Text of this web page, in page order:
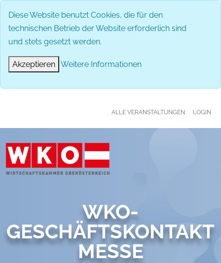
Diese Website benutzt Cookies, die für den
technischen Betrieb der Website erforderlich sind
und stets gesetzt werden.
Akzeptieren Weitere Informationen
ALLE VERANSTALTUNGEN LOGIN
WKO-
GESCHÄFTSKONTAKT
MESSE
MENÜ